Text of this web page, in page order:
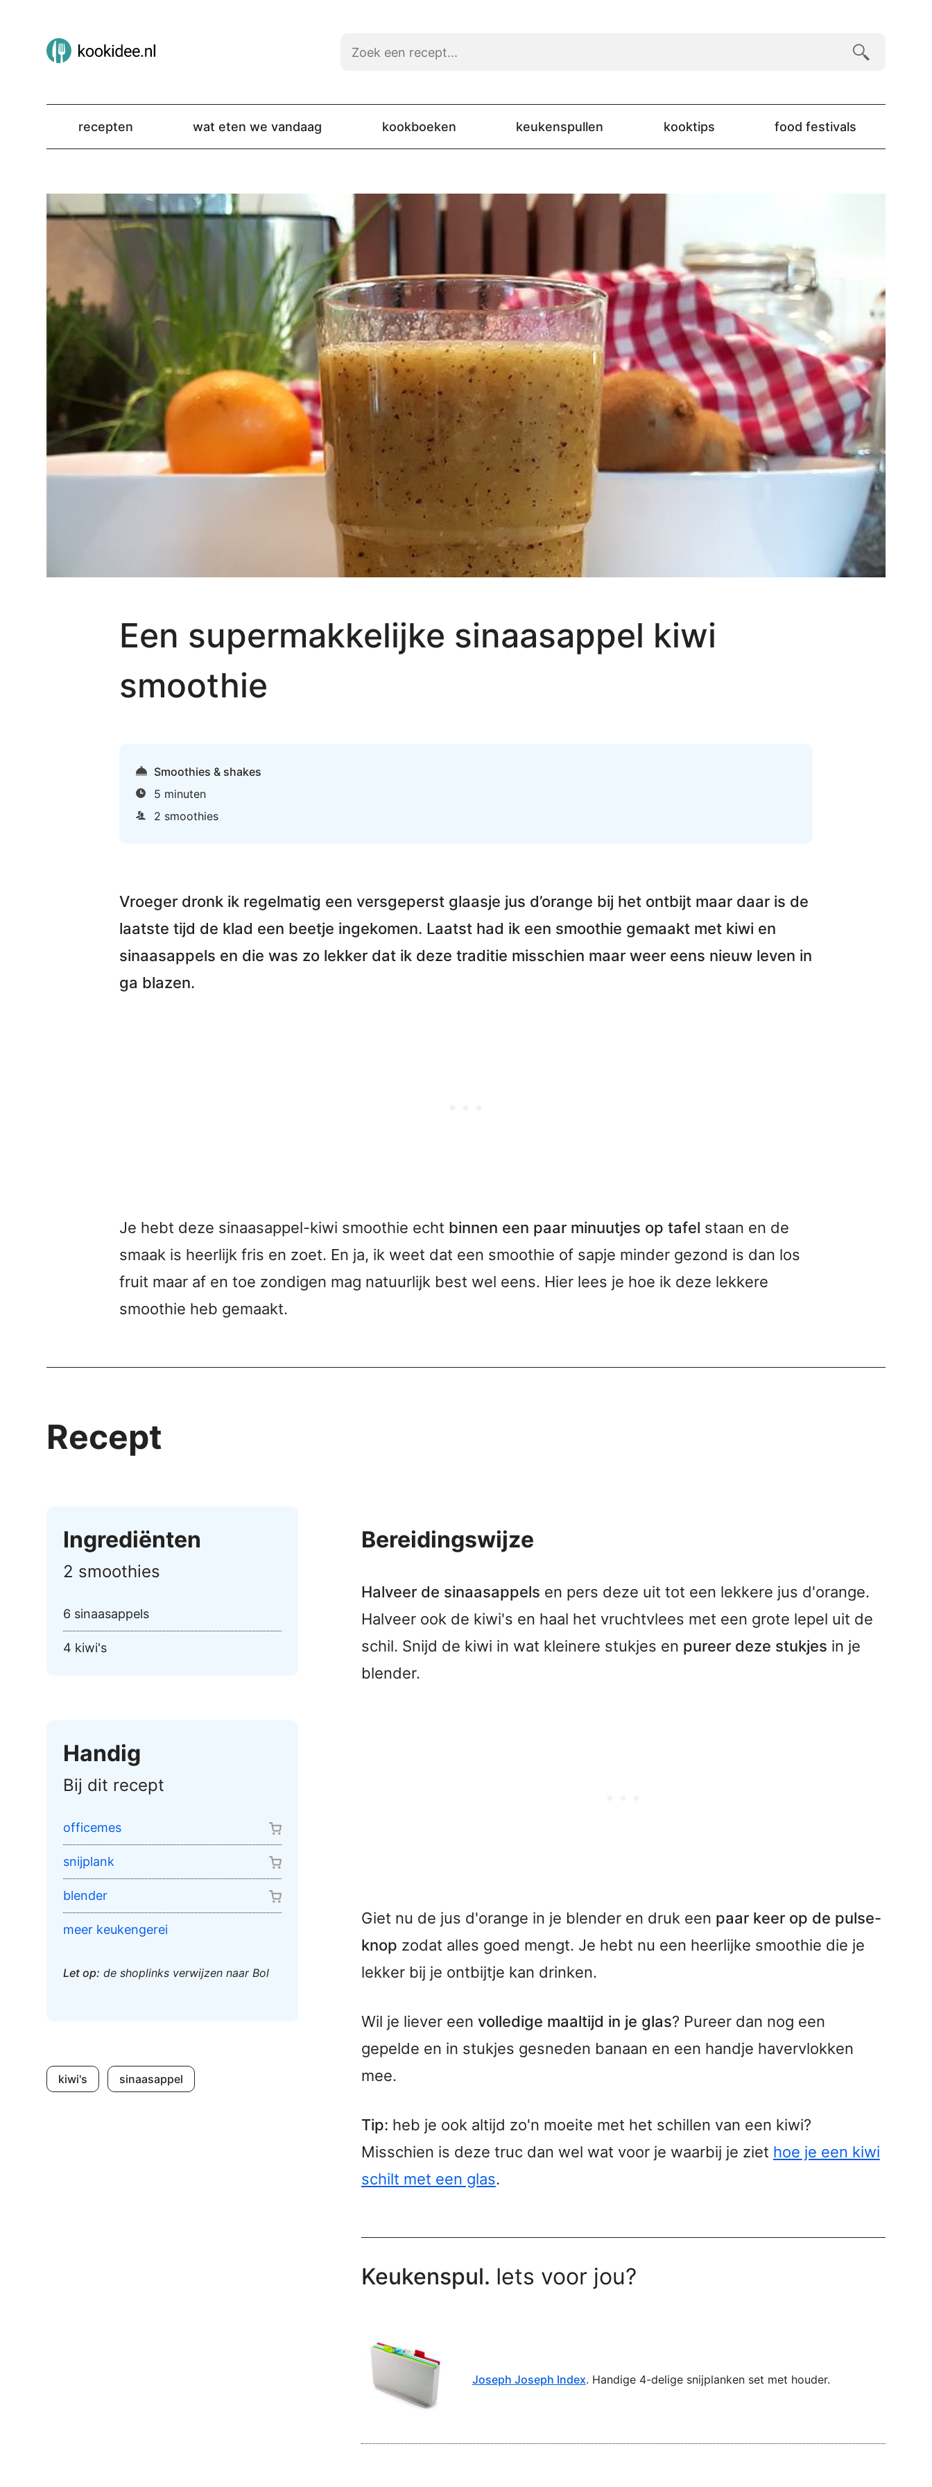
recepten wat eten we vandaag kookboeken keukenspullen kooktips food festivals
Een supermakkelijke sinaasappel kiwi
smoothie
Smoothies & shakes
5 minuten
2 smoothies
Vroeger dronk ik regelmatig een versgeperst glaasje jus d’orange bij het ontbijt maar daar is de
laatste tijd de klad een beetje ingekomen. Laatst had ik een smoothie gemaakt met kiwi en
sinaasappels en die was zo lekker dat ik deze traditie misschien maar weer eens nieuw leven in
ga blazen.
Je hebt deze sinaasappel-kiwi smoothie echt binnen een paar minuutjes op tafel staan en de
smaak is heerlijk fris en zoet. En ja, ik weet dat een smoothie of sapje minder gezond is dan los
fruit maar af en toe zondigen mag natuurlijk best wel eens. Hier lees je hoe ik deze lekkere
smoothie heb gemaakt.
Recept
Ingrediënten
2 smoothies
6 sinaasappels
4 kiwi's
Handig
Bij dit recept
officemes
snijplank
blender
meer keukengerei
Let op: de shoplinks verwijzen naar Bol
kiwi's sinaasappel
Bereidingswijze
Halveer de sinaasappels en pers deze uit tot een lekkere jus d'orange.
Halveer ook de kiwi's en haal het vruchtvlees met een grote lepel uit de
schil. Snijd de kiwi in wat kleinere stukjes en pureer deze stukjes in je
blender.
Giet nu de jus d'orange in je blender en druk een paar keer op de pulse-
knop zodat alles goed mengt. Je hebt nu een heerlijke smoothie die je
lekker bij je ontbijtje kan drinken.
Wil je liever een volledige maaltijd in je glas? Pureer dan nog een
gepelde en in stukjes gesneden banaan en een handje havervlokken
mee.
Tip: heb je ook altijd zo'n moeite met het schillen van een kiwi?
Misschien is deze truc dan wel wat voor je waarbij je ziet hoe je een kiwi
schilt met een glas.
Keukenspul. Iets voor jou?
Joseph Joseph Index. Handige 4-delige snijplanken set met houder.